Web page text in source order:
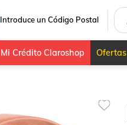
Introduce un Código Postal
Mi Crédito Claroshop Ofertas